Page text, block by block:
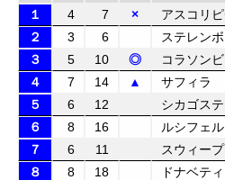
１ 4 7 × アスコリ
２
3 6 ステレン
３
5 10 ◎ コラソン
４
7 14 ▲ サフィラ
５
6 12 シカゴス
６
8 16 ルシフェル
７
6 11 スウィー
８
8 18 ドナベティ